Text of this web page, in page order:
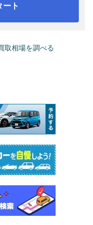
ート
取相場を調べる